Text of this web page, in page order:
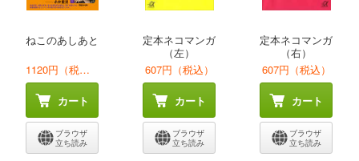
ねこのあしあと
1120円（税込）
カート
ブラウザ
立ち読み
定本ネコマンガ
（左）
607円（税込）
カート
ブラウザ
立ち読み
定本ネコマンガ
（右）
607円（税込）
カート
ブラウザ
立ち読み